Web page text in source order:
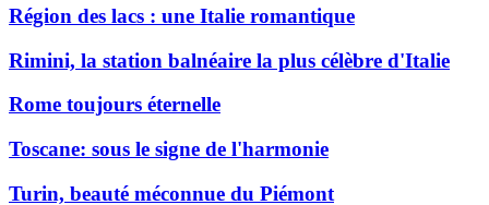
Région des lacs : une Italie romantique
Rimini, la station balnéaire la plus célèbre d'Italie
Rome toujours éternelle
Toscane: sous le signe de l'harmonie
Turin, beauté méconnue du Piémont